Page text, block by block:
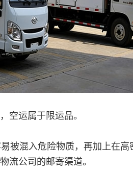
空运属于限运品。
被混入危险物质，再加上在高
流公司的邮寄渠道。